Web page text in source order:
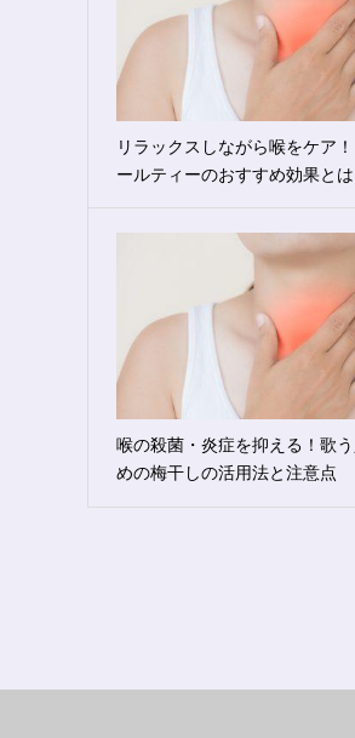
リラックスしながら喉をケア！
ールティーのおすすめ効果とは
喉の殺菌・炎症を抑える！歌
めの梅干しの活用法と注意点